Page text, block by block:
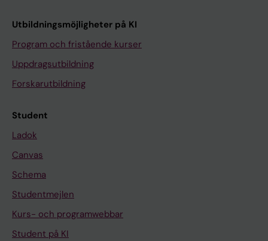
Utbildningsmöjligheter på KI
Program och fristående kurser
Uppdragsutbildning
Forskarutbildning
Student
Ladok
Canvas
Schema
Studentmejlen
Kurs- och programwebbar
Student på KI